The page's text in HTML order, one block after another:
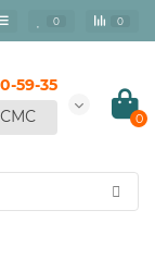
0 0
59-35
СМС
0